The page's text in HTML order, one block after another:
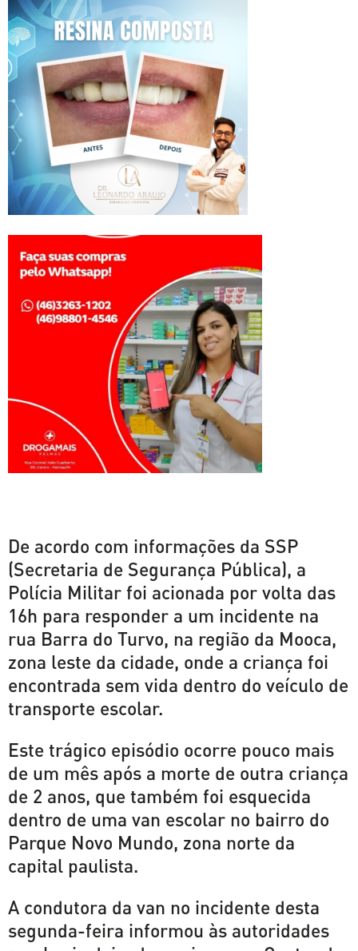
De acordo com informações da SSP
(Secretaria de Segurança Pública), a
Polícia Militar foi acionada por volta das
16h para responder a um incidente na
rua Barra do Turvo, na região da Mooca,
zona leste da cidade, onde a criança foi
encontrada sem vida dentro do veículo de
transporte escolar.
Este trágico episódio ocorre pouco mais
de um mês após a morte de outra criança
de 2 anos, que também foi esquecida
dentro de uma van escolar no bairro do
Parque Novo Mundo, zona norte da
capital paulista.
A condutora da van no incidente desta
segunda-feira informou às autoridades